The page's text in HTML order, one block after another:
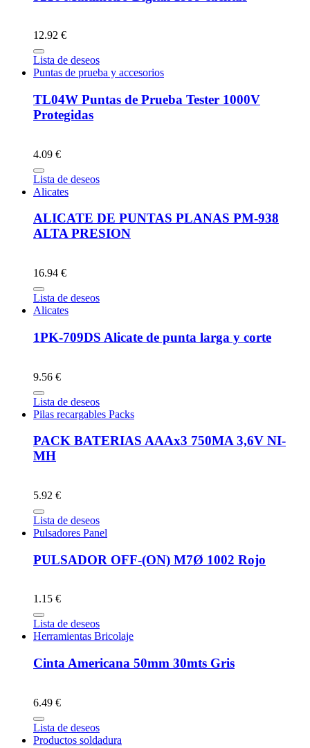
12.92 €
Lista de deseos
Puntas de prueba y accesorios
TL04W Puntas de Prueba Tester 1000V
Protegidas
4.09 €
Lista de deseos
Alicates
ALICATE DE PUNTAS PLANAS PM-938
ALTA PRESION
16.94 €
Lista de deseos
Alicates
1PK-709DS Alicate de punta larga y corte
9.56 €
Lista de deseos
Pilas recargables Packs
PACK BATERIAS AAAx3 750MA 3,6V NI-
MH
5.92 €
Lista de deseos
Pulsadores Panel
PULSADOR OFF-(ON) M7Ø 1002 Rojo
1.15 €
Lista de deseos
Herramientas Bricolaje
Cinta Americana 50mm 30mts Gris
6.49 €
Lista de deseos
Productos soldadura